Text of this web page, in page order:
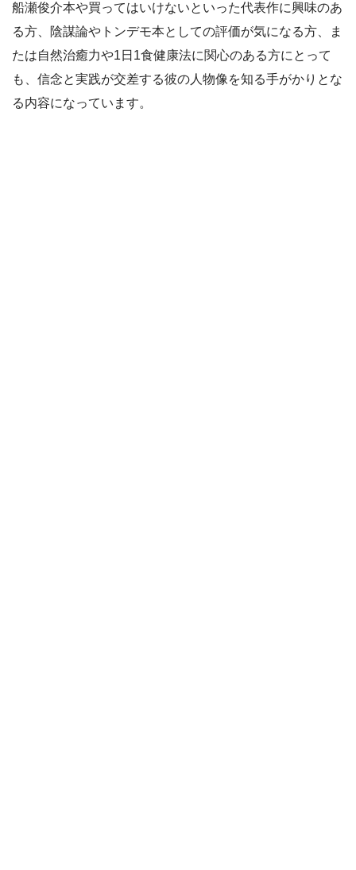
船瀬俊介本や買ってはいけないといった代表作に興味のあ
る方、陰謀論やトンデモ本としての評価が気になる方、ま
たは自然治癒力や1日1食健康法に関心のある方にとって
も、信念と実践が交差する彼の人物像を知る手がかりとな
る内容になっています。